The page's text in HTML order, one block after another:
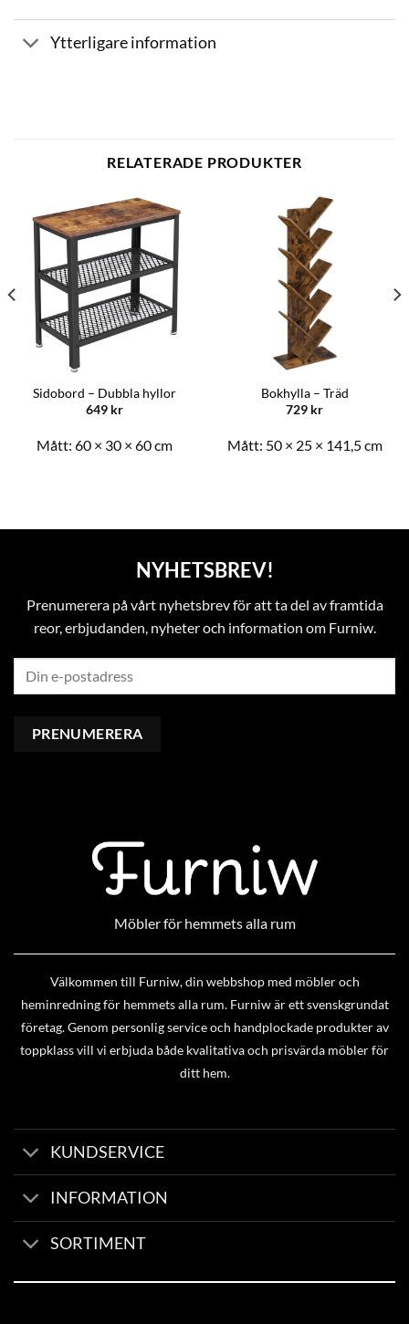
Ytterligare information
RELATERADE PRODUKTER
Sidobord – Dubbla hyllor
649 kr
Mått: 60 × 30 × 60 cm
Bokhylla – Träd
729 kr
Mått: 50 × 25 × 141,5 cm
NYHETSBREV!
Prenumerera på vårt nyhetsbrev för att ta del av framtida
reor, erbjudanden, nyheter och information om Furniw.
Möbler för hemmets alla rum
Välkommen till Furniw, din webbshop med möbler och
heminredning för hemmets alla rum. Furniw är ett svenskgrundat
företag. Genom personlig service och handplockade produkter av
toppklass vill vi erbjuda både kvalitativa och prisvärda möbler för
ditt hem.
KUNDSERVICE
INFORMATION
SORTIMENT